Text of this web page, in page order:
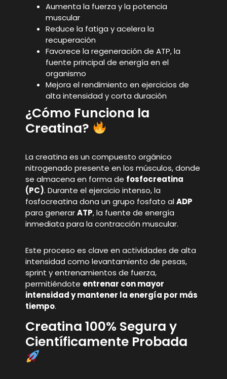
Aumenta la fuerza y la potencia
muscular
Reduce la fatiga y acelera la
recuperación
Favorece la regeneración de ATP, la
fuente principal de energía en el
organismo
Mejora el rendimiento en ejercicios de
alta intensidad y corta duración
¿Cómo Funciona la
Creatina?
La creatina es un compuesto orgánico
nitrogenado presente en los músculos, donde
se almacena en forma de fosfocreatina
(PC). Durante el ejercicio intenso, la
fosfocreatina dona un grupo fosfato alADP
para generarATP, la fuente de energía
inmediata para la contracción muscular.
Este proceso es clave en actividades de alta
intensidad como levantamiento de pesas,
sprint y entrenamientos de fuerza,
permitiéndote entrenar con mayor
intensidad y mantener la energía por más
tiempo.
Creatina 100% Segura y
Científicamente Probada